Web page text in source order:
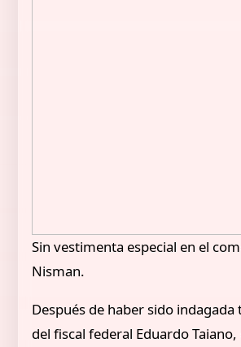
Sin vestimenta especial en el
Nisman.
Después de haber sido
del fiscal federal Eduardo